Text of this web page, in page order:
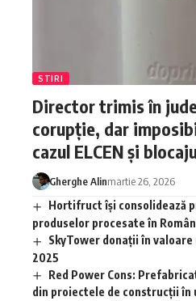
STIRI
Director trimis în
corupție, dar
cazul ELCEN și
Gherghe Alinmartie 26, 2026
Hortifruct își consolidează
produselor procesate în
SkyTower donații în valoare
2025
Red Power Cons:
din proiectele de construcții în